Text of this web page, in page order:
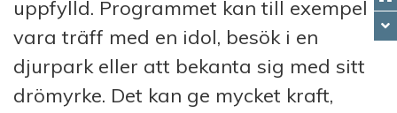
uppfylld. Programmet kan till exempel
vara träff med en idol, besök i en
djurpark eller att bekanta sig med sitt
drömyrke. Det kan ge mycket kraft,